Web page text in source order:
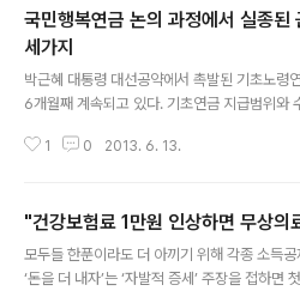
국민행복연금 논의 과정에서 실종된
세가지
박근혜 대통령 대선공약에서 촉발된 기초노령
6개월째 계속되고 있다. 기초연금 지급범위와
나왔던 대국민약속은 후퇴를 거듭하느라 우리
논란 와중에 우리가 잊어버리고 있는 지점 세
본다. 국민행복연금위원회는 뭐하러? 소득수준
이 모든 65세 이상 노인들에게 국민연금 가입
1 0 2013. 6. 13.
"건강보험료 1만원 인상하면 무상의
모두들 한푼이라도 더 아끼기 위해 각종 소득
‘돈을 더 내자’는 ‘자발적 증세’ 주장을 접하면